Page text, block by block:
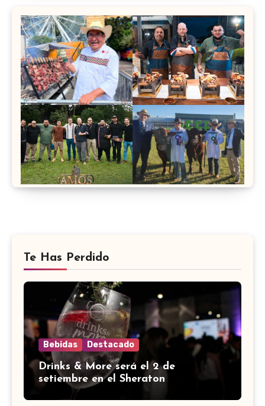
Te Has Perdido
Bebidas Destacado
Drinks & More será el 2 de
setiembre en el Sheraton